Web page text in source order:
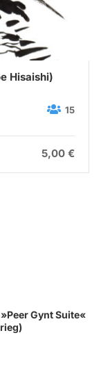
Hisaishi)
15
5,00 €
Gynt Suite«